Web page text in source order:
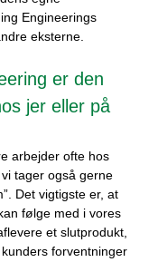
Engineerings
eksterne.
er den
jer eller på
arbejder ofte hos
tager også gerne
Det vigtigste er, at
følge med i vores
et slutprodukt,
forventninger